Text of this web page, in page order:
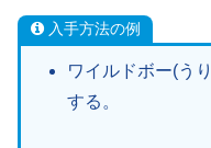
入手方法の例
ワイルドボー(う
する。